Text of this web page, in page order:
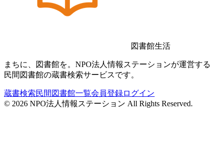
図書館生活
まちに、図書館を。NPO法人情報ステーションが運営する
民間図書館の蔵書検索サービスです。
蔵書検索民間図書館一覧会員登録ログイン
© 2026 NPO法人情報ステーション All Rights Reserved.